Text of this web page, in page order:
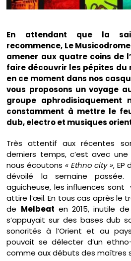
En attendant que la
recommence, Le
amener aux quatre coins de
faire découvrir les pépites du
en ce moment dans nos
vous proposons un voyage
groupe aphrodisiaquement
constamment à mettre le
dub, electro et musiques
Très attentif aux récentes
derniers temps, c’est avec
nous écoutons « Ethno city »,
dévoilé la semaine
aguicheuse, les influences
attire l’œil. En tous cas après le
de Melbeat en 2015, inutile
s’appuyait sur des bases dub
sonorités à l’Orient et au
pouvait se délecter d’un
comme aux débuts des maîtres